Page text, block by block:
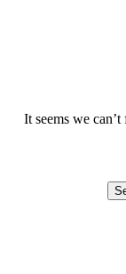
It seems we